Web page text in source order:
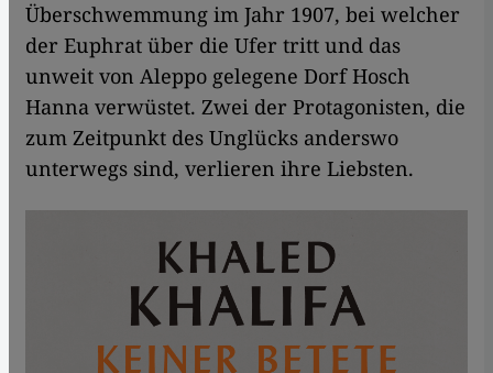
Überschwemmung im Jahr 1907, bei welcher
der Euphrat über die Ufer tritt und das
unweit von Aleppo gelegene Dorf Hosch
Hanna verwüstet. Zwei der Protagonisten, die
zum Zeitpunkt des Unglücks anderswo
unterwegs sind, verlieren ihre Liebsten.